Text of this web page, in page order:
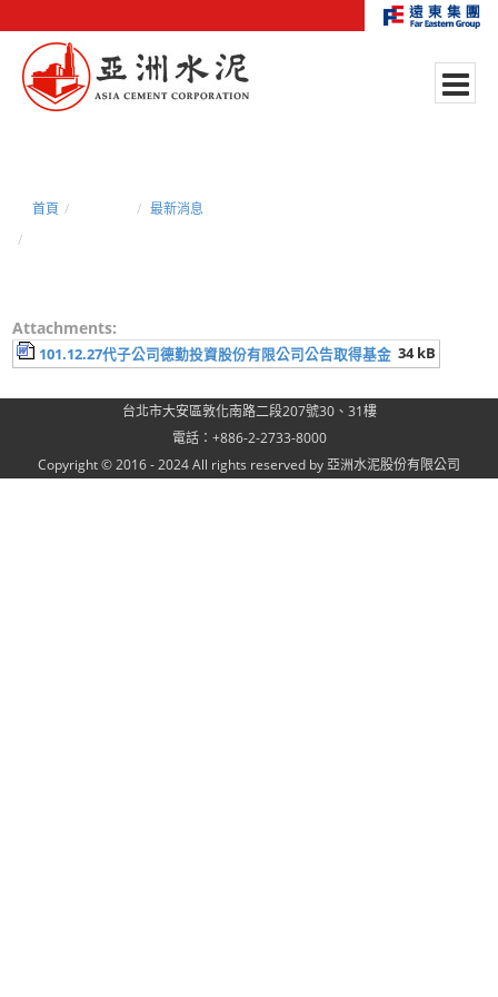
首頁
最新消息
Attachments:
101.12.27代子公司德勤投資股份有限公司公告取得基金 34 kB
台北市大安區敦化南路二段207號30、31樓
電話：+886-2-2733-8000
Copyright © 2016 - 2024 All rights reserved by 亞洲水泥股份有限公司